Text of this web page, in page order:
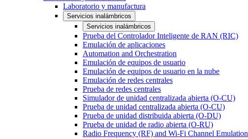
Laboratorio y manufactura
Servicios inalámbricos
Servicios inalámbricos
Prueba del Controlador Inteligente de RAN (RIC)
Emulación de aplicaciones
Automation and Orchestration
Emulación de equipos de usuario
Emulación de equipos de usuario en la nube
Emulación de redes centrales
Prueba de redes centrales
Simulador de unidad centralizada abierta (O-CU)
Prueba de unidad centralizada abierta (O-CU)
Prueba de unidad distribuida abierta (O-DU)
Prueba de unidad de radio abierta (O-RU)
Radio Frequency (RF) and Wi-Fi Channel Emulation